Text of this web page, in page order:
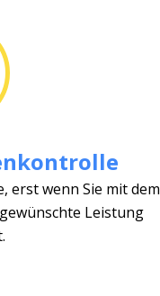
erst wenn Sie mit dem
Leistung